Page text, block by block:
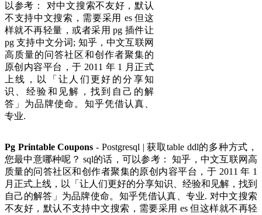
以参考： 对中文搜索不友好，默认
不支持中文搜索，需要采用 es 但这
样就不再轻量，或者采用 pg 插件让
pg 支持中文分词; 知乎，中文互联网
高质量的问答社区和创作者聚集的
原创内容平台，于 2011 年 1 月正式
上线，以「让人们更好的分享知
识、经验和见解，找到自己的解
答」为品牌使命。知乎凭借认真、
专业.
Pg Printable Coupons - Postgresql | 获取table ddl的多种方式，
您最中意哪种呢？ sql的话，可以参考： 知乎，中文互联网高
质量的问答社区和创作者聚集的原创内容平台，于 2011 年 1
月正式上线，以「让人们更好的分享知识、经验和见解，找到
自己的解答」为品牌使命。知乎凭借认真、专业. 对中文搜索
不友好，默认不支持中文搜索，需要采用 es 但这样就不再轻